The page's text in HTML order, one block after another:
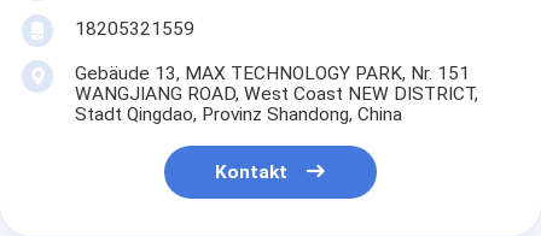
18205321559
Gebäude 13, MAX TECHNOLOGY PARK, Nr. 151
WANGJIANG ROAD, West Coast NEW DISTRICT,
Stadt Qingdao, Provinz Shandong, China
Kontakt